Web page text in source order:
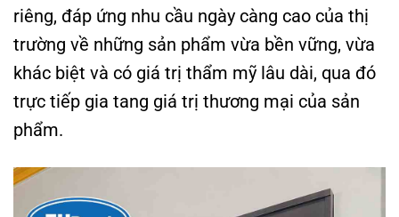
riêng, đáp ứng nhu cầu ngày càng cao của thị
trường về những sản phẩm vừa bền vững, vừa
khác biệt và có giá trị thẩm mỹ lâu dài, qua đó
trực tiếp gia tang giá trị thương mại của sản
phẩm.